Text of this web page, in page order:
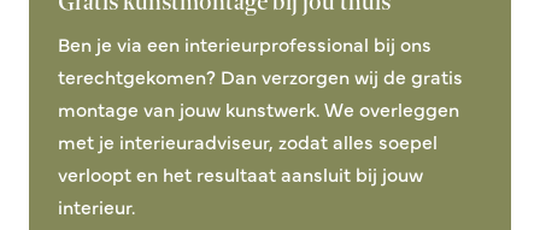
Ben je via een interieurprofessional bij ons
terechtgekomen? Dan verzorgen wij de gratis
montage van jouw kunstwerk. We overleggen
met je interieuradviseur, zodat alles soepel
verloopt en het resultaat aansluit bij jouw
interieur.